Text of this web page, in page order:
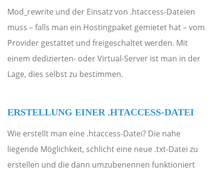
Mod_rewrite und der Einsatz von .htaccess-Dateien
muss – falls man ein Hostingpaket gemietet hat – vom
Provider gestattet und freigeschaltet werden. Mit
einem dedizierten- oder Virtual-Server ist man in der
Lage, dies selbst zu bestimmen.
ERSTELLUNG EINER .HTACCESS-DATEI
Wie erstellt man eine .htaccess-Datei? Die nahe
liegende Möglichkeit, schlicht eine neue .txt-Datei zu
erstellen und die dann umzubenennen funktioniert